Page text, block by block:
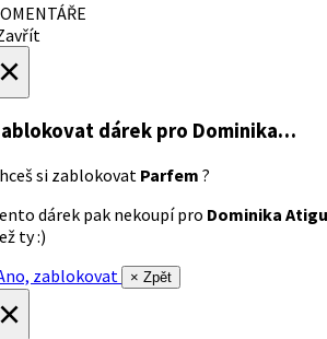
dárek pro Dominika…
si zablokovat Parfem ?
dárek pak nekoupí pro Dominika
ty :)
zablokovat
× Zpět